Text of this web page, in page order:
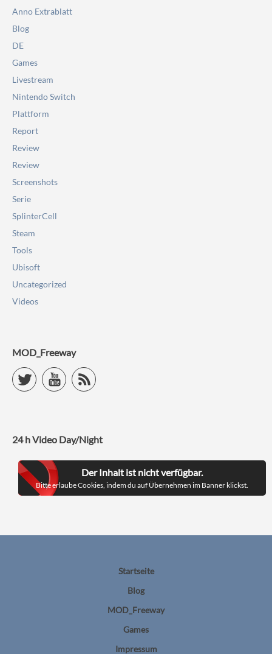
Anno Extrablatt
Blog
DE
Games
Livestream
Nintendo Switch
Plattform
Report
Review
Review
Screenshots
Serie
SplinterCell
Steam
Tools
Ubisoft
Uncategorized
Videos
MOD_Freeway
Twitter YouTubeRSS Feed
24 h Video Day/Night
Der Inhalt ist nicht verfügbar.
Bitte erlaube Cookies, indem du auf Übernehmen im Banner klickst.
Startseite
Blog
MOD_Freeway
Games
Impressum